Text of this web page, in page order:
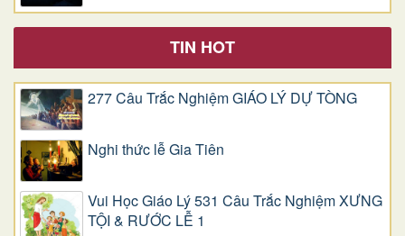
TIN HOT
277 Câu Trắc Nghiệm GIÁO LÝ DỰ TÒNG
Nghi thức lễ Gia Tiên
Vui Học Giáo Lý 531 Câu Trắc Nghiệm XƯNG
TỘI & RƯỚC LỄ 1